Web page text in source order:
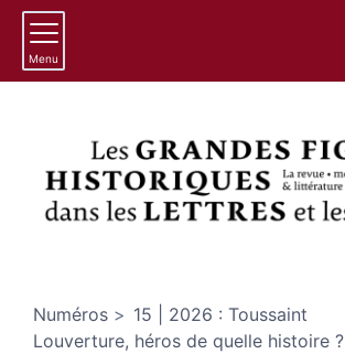
Menu
Numéros
15 | 2026 : Toussaint
Louverture, héros de quelle histoire ?